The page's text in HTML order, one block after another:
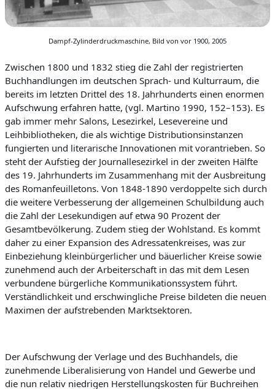
Dampf-Zylinderdruckmaschine, Bild von vor 1900, 2005
Zwischen 1800 und 1832 stieg die Zahl der registrierten
Buchhandlungen im deutschen Sprach- und Kulturraum, die
bereits im letzten Drittel des 18. Jahrhunderts einen enormen
Aufschwung erfahren hatte, (vgl. Martino 1990, 152–153). Es
gab immer mehr Salons, Lesezirkel, Lesevereine und
Leihbibliotheken, die als wichtige Distributionsinstanzen
fungierten und literarische Innovationen mit vorantrieben. So
steht der Aufstieg der Journallesezirkel in der zweiten Hälfte
des 19. Jahrhunderts im Zusammenhang mit der Ausbreitung
des Romanfeuilletons. Von 1848-1890 verdoppelte sich durch
die weitere Verbesserung der allgemeinen Schulbildung auch
die Zahl der Lesekundigen auf etwa 90 Prozent der
Gesamtbevölkerung. Zudem stieg der Wohlstand. Es kommt
daher zu einer Expansion des Adressatenkreises, was zur
Einbeziehung kleinbürgerlicher und bäuerlicher Kreise sowie
zunehmend auch der Arbeiterschaft in das mit dem Lesen
verbundene bürgerliche Kommunikationssystem führt.
Verständlichkeit und erschwingliche Preise bildeten die neuen
Maximen der aufstrebenden Marktsektoren.
Der Aufschwung der Verlage und des Buchhandels, die
zunehmende Liberalisierung von Handel und Gewerbe und
die nun relativ niedrigen Herstellungskosten für Buchreihen